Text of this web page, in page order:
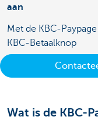
aan
Met de KBC-
KBC-Betaalknop
Wat is de KBC-